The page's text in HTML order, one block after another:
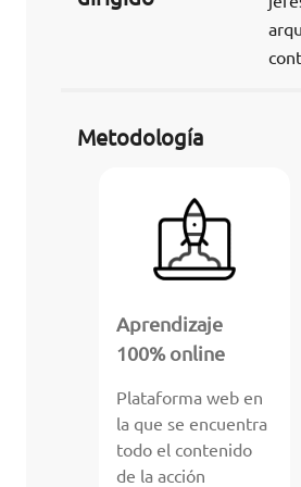
Metodología
Aprendizaje
100% online
Plataforma web en
la que se encuentra
todo el contenido
de la acción